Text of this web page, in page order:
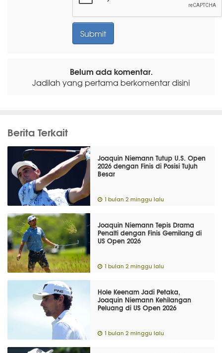
Belum ada komentar.
Jadilah yang pertama berkomentar disini
Berita Terkait
Joaquin Niemann Tutup U.S. Open
2026 dengan Finis di Posisi Tujuh
Besar
1 bulan 2 minggu lalu
Joaquin Niemann Tepis Drama
Penalti dengan Finis Gemilang di
US Open 2026
1 bulan 2 minggu lalu
Hole Keenam Jadi Petaka,
Joaquin Niemann Kehilangan
Peluang di US Open 2026
1 bulan 2 minggu lalu